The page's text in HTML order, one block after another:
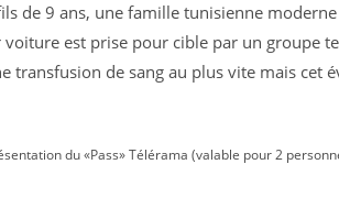
de 9 ans, une famille tunisienne
voiture est prise pour cible par un groupe
transfusion de sang au plus vite mais cet
du «Pass» Télérama (valable pour 2